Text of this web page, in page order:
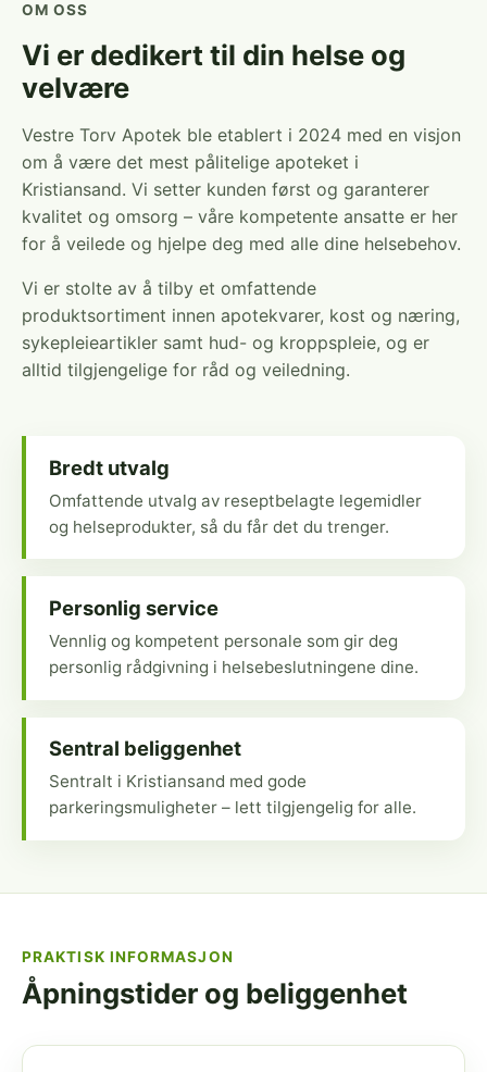
OM OSS
Vi er dedikert til din helse og
velvære
Vestre Torv Apotek ble etablert i 2024 med en visjon
om å være det mest pålitelige apoteket i
Kristiansand. Vi setter kunden først og garanterer
kvalitet og omsorg – våre kompetente ansatte er her
for å veilede og hjelpe deg med alle dine helsebehov.
Vi er stolte av å tilby et omfattende
produktsortiment innen apotekvarer, kost og næring,
sykepleieartikler samt hud- og kroppspleie, og er
alltid tilgjengelige for råd og veiledning.
Bredt utvalg
Omfattende utvalg av reseptbelagte legemidler
og helseprodukter, så du får det du trenger.
Personlig service
Vennlig og kompetent personale som gir deg
personlig rådgivning i helsebeslutningene dine.
Sentral beliggenhet
Sentralt i Kristiansand med gode
parkeringsmuligheter – lett tilgjengelig for alle.
PRAKTISK INFORMASJON
Åpningstider og beliggenhet